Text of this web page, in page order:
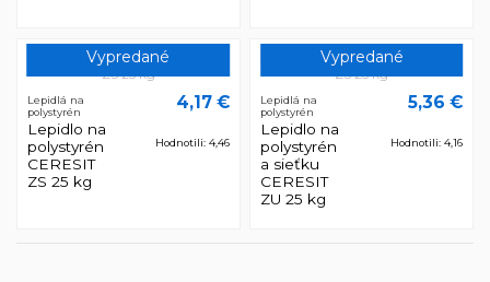
Vypredané
Lepidlá na
polystyrén
Lepidlo na
polystyrén
CERESIT
ZS 25 kg
4,17 €
Hodnotili: 4,46
Vypredané
Lepidlá na
polystyrén
Lepidlo na
polystyrén
a sieťku
CERESIT
ZU 25 kg
5,36 €
Hodnotili: 4,16